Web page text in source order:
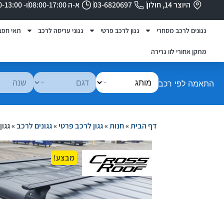
היוצר 14, חולון 03-6820697 א-ה 08:00-17:00 ו- 08:00-13:00
גגונים לרכב מסחרי גגון לרכב פרטי גגוני עריסה לרכב תאי
מתקן אחורי לוו גרירה
התאמה לפי רכב
דף הבית»חנות»גגון לרכב פרטי »גגונים לרכב»
מבצע!